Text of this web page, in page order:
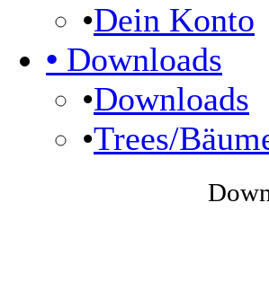
•Dein Konto
• Downloads
•Downloads
•Trees/